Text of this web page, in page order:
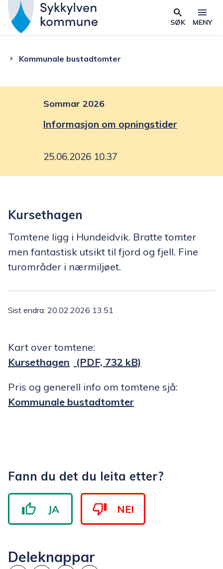
y
v
e
k
m
m
Skjema
SØK MENY
Du Kommunale bustadtomter
Sommar 2026
Informasjon om opningstider
25.06.2026 10.37
Kursethagen
Tomtene ligg i Hundeidvik. Bratte tomter
men fantastisk utsikt til fjord og fjell. Fine
turområder i nærmiljøet.
Sist endra 20.02.2026 13.51
Kart over tomtene:
Kursethagen
(PDF, 732 kB)
Pris og generell info om tomtene sjå:
Kommunale bustadtomter
Fann du det du leita etter?
JA NEI
Deleknappar